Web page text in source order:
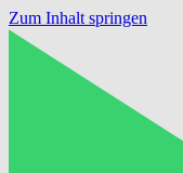
Zum Inhalt springen